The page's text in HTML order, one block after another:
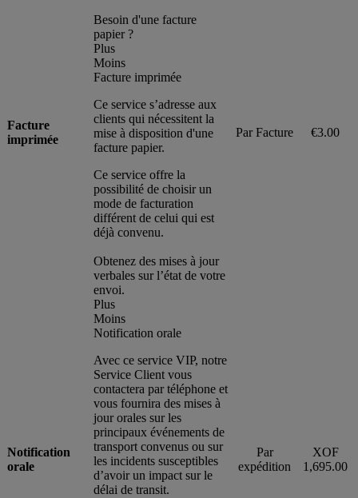
Facture
imprimée
Besoin d'une facture
papier ?
Plus
Moins
Facture imprimée
Ce service s’adresse aux
clients qui nécessitent la
mise à disposition d'une
facture papier.
Ce service offre la
possibilité de choisir un
mode de facturation
différent de celui qui est
déjà convenu.
Par Facture €3.00
Notification
orale
Obtenez des mises à jour
verbales sur l’état de votre
envoi.
Plus
Moins
Notification orale
Avec ce service VIP, notre
Service Client vous
contactera par téléphone et
vous fournira des mises à
jour orales sur les
principaux événements de
transport convenus ou sur
les incidents susceptibles
d’avoir un impact sur le
délai de transit.
Par
expédition
XOF
1,695.00